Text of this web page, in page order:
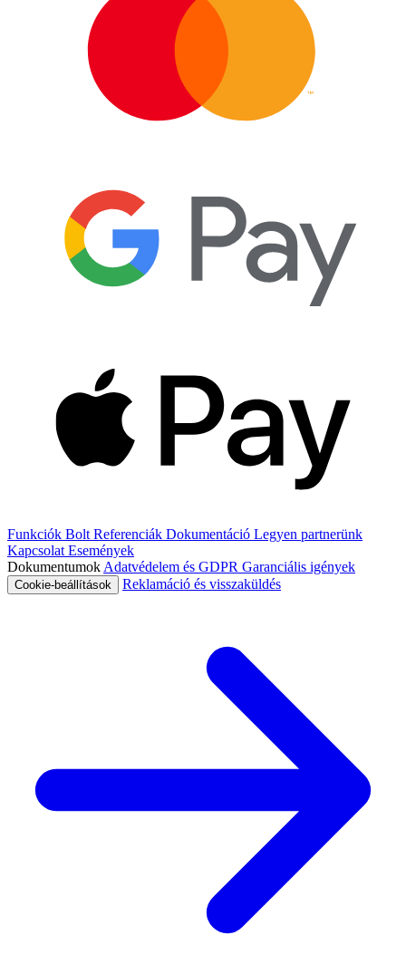
Funkciók Bolt Referenciák Dokumentáció Legyen partnerünk
Kapcsolat Események
Dokumentumok Adatvédelem és GDPR Garanciális igények
Cookie-beállítások Reklamáció és visszaküldés